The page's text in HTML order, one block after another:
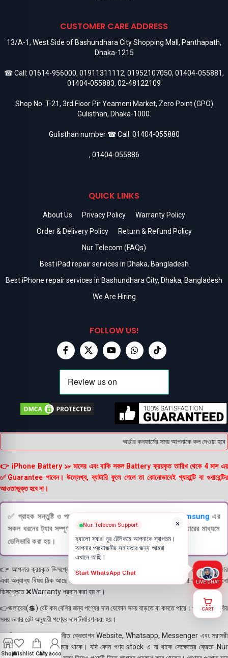
CUSTOMER CARE ADDRESS
13/A-1, West Side of Bashundhara City Shopping Mall, Panthapath,
Dhaka-1215
☎ Call: 01614-956000, 01911311112, 01952107050, 01404-055881,
01404-055883, 02-48122109
Shop No. T-21, 3rd Floor Pir Yeameni Market, Zero Point (GPO)
Gulisthan, Dhaka-1000.
Gulisthan number ☎ Call: 01404-055880
, 01404-055886
QUICK LINKS
About Us Privacy Policy
Warranty Policy
Order & Delivery Policy
Return & Refund Policy
Nur Telecom (FAQs)
Best iPad repair services in Dhaka, Bangladesh
Best iPhone repair services in Bashundhara City, Dhaka, Bangladesh
We Are Hiring
FOLLOW US!
অর্ডার কনফার্মের সময় আপনাকে কল দেওয়া
👉 iPhone Battery ১৮ মাসের এবং বাকি সকল Battery ক্রয়কৃত তারিখ থেকে 4 মাস এর
✅Guarantee পাবেন। উল্লেখ্য, ব্যাটারি ফুলে গেলে তা কোনোভাবেই গ্যারান্টি বা ওয়ারেন্টির
আওতাভুক্ত হবে না।
✅ গ্রাহক সন্তুষ্টি ও পণ্যের স্বচ্ছতা নিশ্চিত করতে Samsung এর
সকল ধরনের ট্যাব সম্পূর্ণরূপে যাচাই (Check) করার পরই বিক্রি ও কুরিয়ারের মাধ্যমে
ডেলিভারি করা হয়।
👉 আপনার ক্রয়কৃত ডিসপ্লে স্থায়ী ভাবে লাগানোর আগে মোবাইলে লাগিয়ে চেক করে নিবেন কালার
এবং অন্যান্য বিষয় ঠিক আছে কিনা। শতভাগ নিশ্চিত হয়ে পলি তুলবেন। পলি তোলা বা আঠা লাগানো
ডিসপ্লেতে ❌Warranty প্রদান করা হয় না।
👉ডলারের(💲) রেট কম বেশির জন্য পণ্যের দাম যেকোন সময় বাড়তে বা কমতে পারে। পণ্য ডেলিভারির
সময় ডলার রেট অনুযায়ী পণ্যের দাম নির্ধারণ করা হয়।
👉বিঃ দ্রঃ- আমাদের সম্মানীত ক্রেতাগন Website, Whatsapp, Messenger এবং সরাসরী
ফোন করে পণ্য Order করে থাকে। যদি কোন পণ্য stock এ না থাকে সেক্ষেত্রে ক্রেতা Nur
ShopWishlist CartMy account
×
Nur Telecom Support
হ্যালো স্যার! নূর টেলিকমে আপনাকে স্বাগতম।
আপনার প্রয়োজনীয় সহায়তার জন্য আমরা
এখানে আছি।
Start WhatsApp Chat
LIVE CHAT
CART